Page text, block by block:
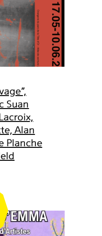
Suan
Alan
Planche